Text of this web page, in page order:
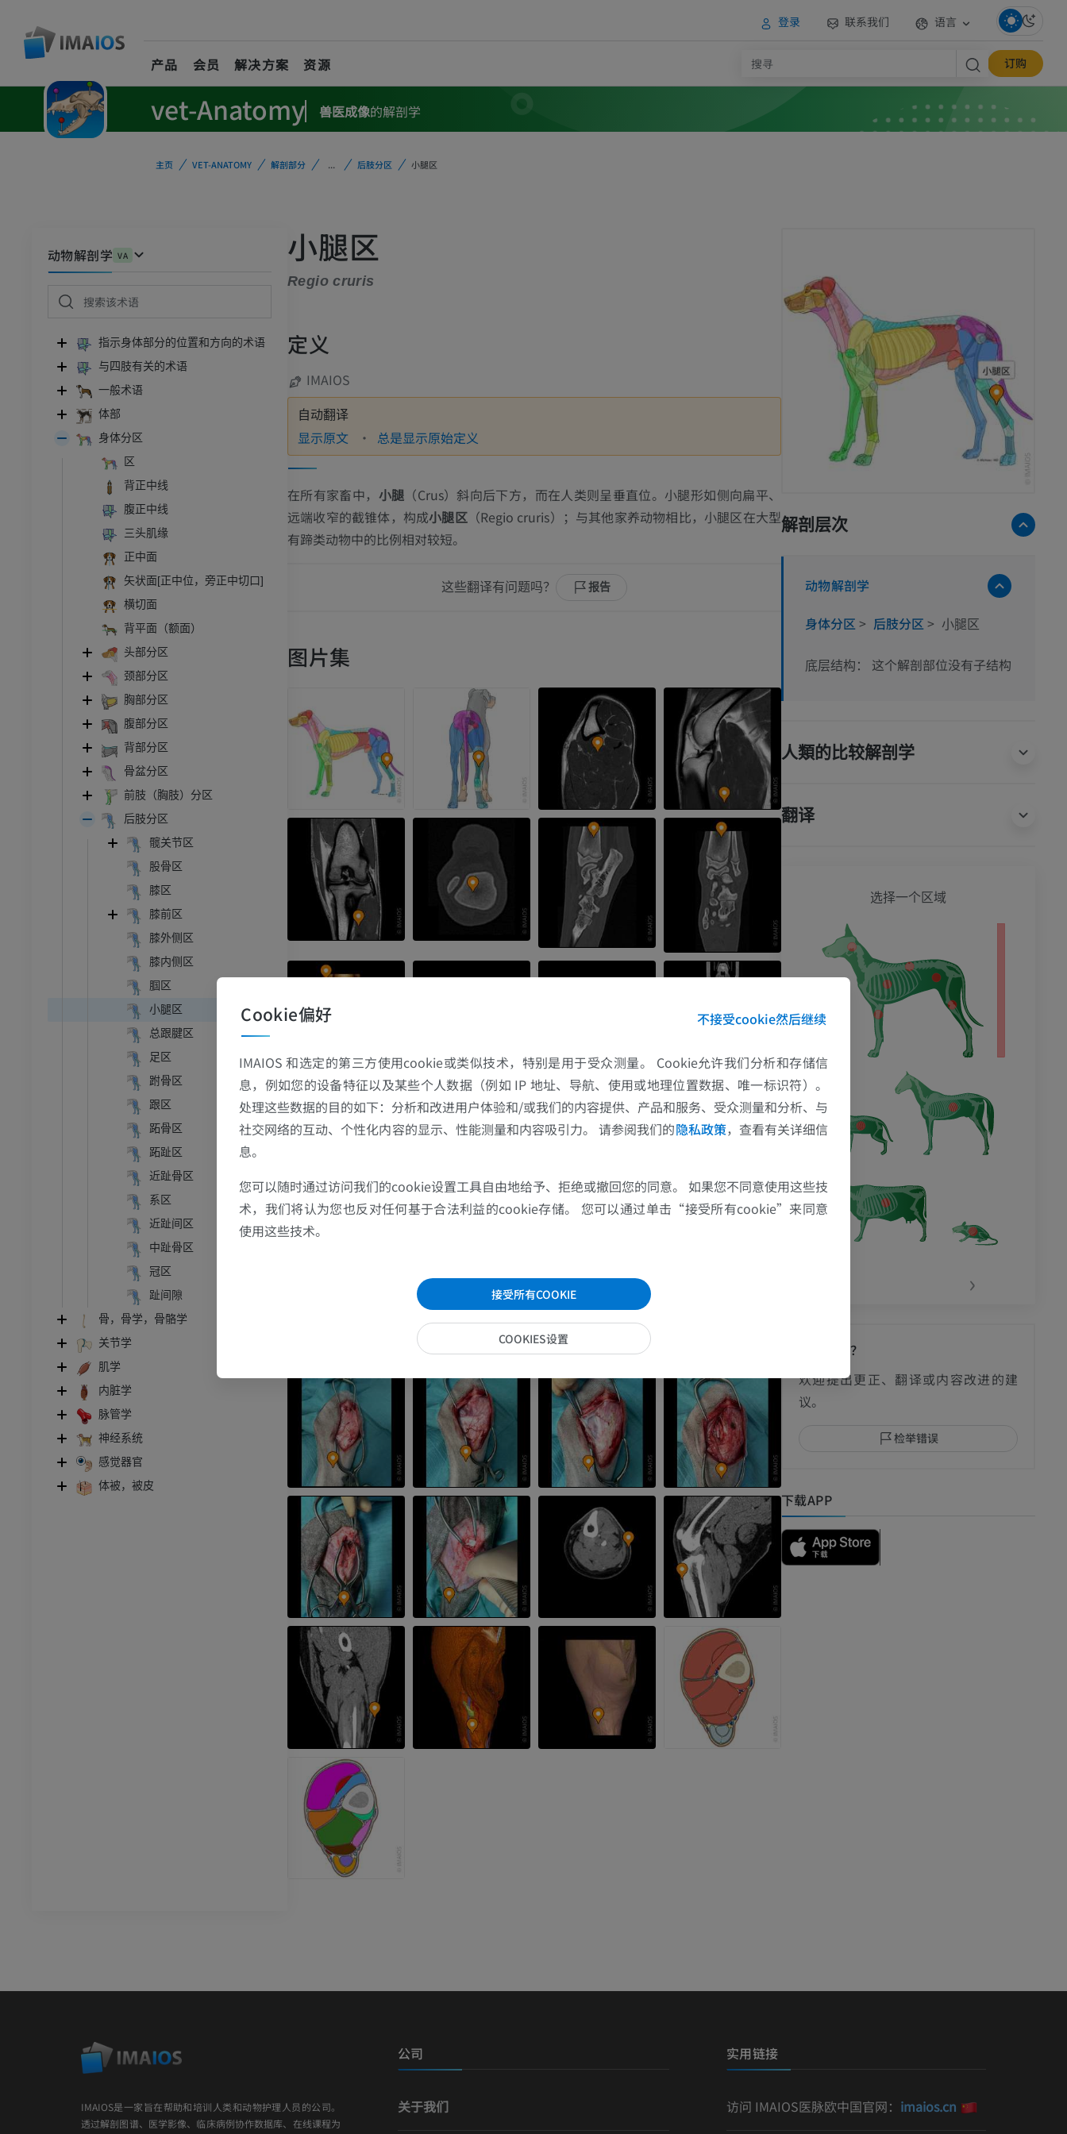
登录 联系我们 语言
产品 会员 解决方案 资源 订购
vet-Anatomy 兽医成像的解剖学
主页 VET-ANATOMY 解剖部分 ... 后肢分区 小腿区
动物解剖学 VA
指示身体部分的位置和方向的术语
与四肢有关的术语
一般术语
体部
身体分区
区
背正中线
腹正中线
三头肌缘
正中面
矢状面[正中位，旁正中切口]
横切面
背平面（额面）
头部分区
颈部分区
胸部分区
腹部分区
背部分区
骨盆分区
前肢（胸肢）分区
后肢分区
髋关节区
股骨区
膝区
膝前区
膝外侧区
膝内侧区
腘区
小腿区
总跟腱区
足区
跗骨区
跟区
跖骨区
跖趾区
近趾骨区
系区
近趾间区
中趾骨区
冠区
趾间隙
骨，骨学，骨骼学
关节学
肌学
内脏学
脉管学
神经系统
感觉器官
体被，被皮
小腿区
Regio cruris
定义
IMAIOS
自动翻译
显示原文 总是显示原始定义
在所有家畜中， 小腿 （Crus）斜向后下方，而在人类则呈垂直位。小腿形如侧向扁平、
远端收窄的截锥体，构成小腿区（Regio cruris）；与其他家养动物相比，小腿区在大型
有蹄类动物中的比例相对较短。
这些翻译有问题吗？ 报告
图片集
解剖层次
动物解剖学
身体分区 > 后肢分区 > 小腿区
底层结构： 这个解剖部位没有子结构
人類的比较解剖学
翻译
牛
牛：一般解剖学
插画
插画
马
马 - 骨学
优质会员
免費
马腕骨
计算机体层摄影
马 - 肌肉学
插画
马-足趾
MRI
优质会员
马 - 趾和蹄
插画
优质会员
马 - 头部
计算机体层摄影
优质会员
马-牙齿
插画
免費
老鼠
老鼠-全身
计算机体层摄影
免費
选择一个区域
›
发现错误？
欢迎提出更正、翻译或内容改进的建
议。
检举错误
下载APP
IMAIOS是一家旨在帮助和培训人类和动物护理人员的公司。
透过解剖图谱、医学影像、临床病例协作数据库、在线课程为
公司
关于我们
实用链接
访问 IMAIOS医脉欧中国官网： imaios.cn
Cookie偏好 不接受cookie然后继续
IMAIOS 和选定的第三方使用cookie或类似技术，特别是用于受众测量。 Cookie允许我们分析和存储信
息，例如您的设备特征以及某些个人数据（例如 IP 地址、导航、使用或地理位置数据、唯一标识符）。
处理这些数据的目的如下：分析和改进用户体验和/或我们的内容提供、产品和服务、受众测量和分析、与
社交网络的互动、个性化内容的显示、性能测量和内容吸引力。 请参阅我们的隐私政策，查看有关详细信
息。
您可以随时通过访问我们的cookie设置工具自由地给予、拒绝或撤回您的同意。 如果您不同意使用这些技
术，我们将认为您也反对任何基于合法利益的cookie存储。 您可以通过单击“接受所有cookie”来同意
使用这些技术。
接受所有COOKIE
COOKIES设置